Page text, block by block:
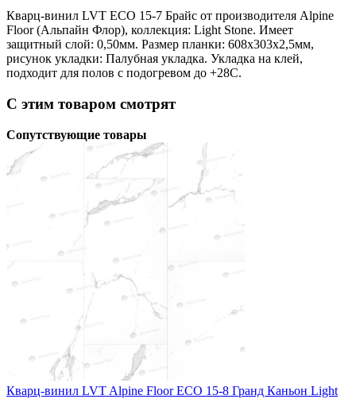
Кварц-винил LVT ЕСО 15-7 Брайс от производителя Alpine
Floor (Альпайн Флор), коллекция: Light Stone. Имеет
защитный слой: 0,50мм. Размер планки: 608х303х2,5мм,
рисунок укладки: Палубная укладка. Укладка на клей,
подходит для полов с подогревом до +28С.
С этим товаром смотрят
Сопутствующие товары
Кварц-винил LVT Alpine Floor ЕСО 15-8 Гранд Каньон Light